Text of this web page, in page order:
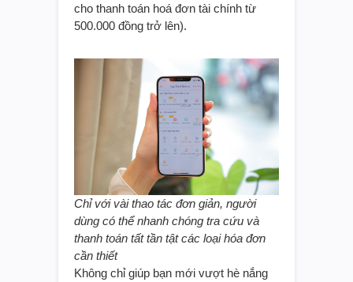
cho thanh toán hoá đơn tài chính từ
500.000 đồng trở lên).
Chỉ với vài thao tác đơn giản, người
dùng có thể nhanh chóng tra cứu và
thanh toán tất tần tật các loại hóa đơn
cần thiết
Không chỉ giúp bạn mới vượt hè nắng